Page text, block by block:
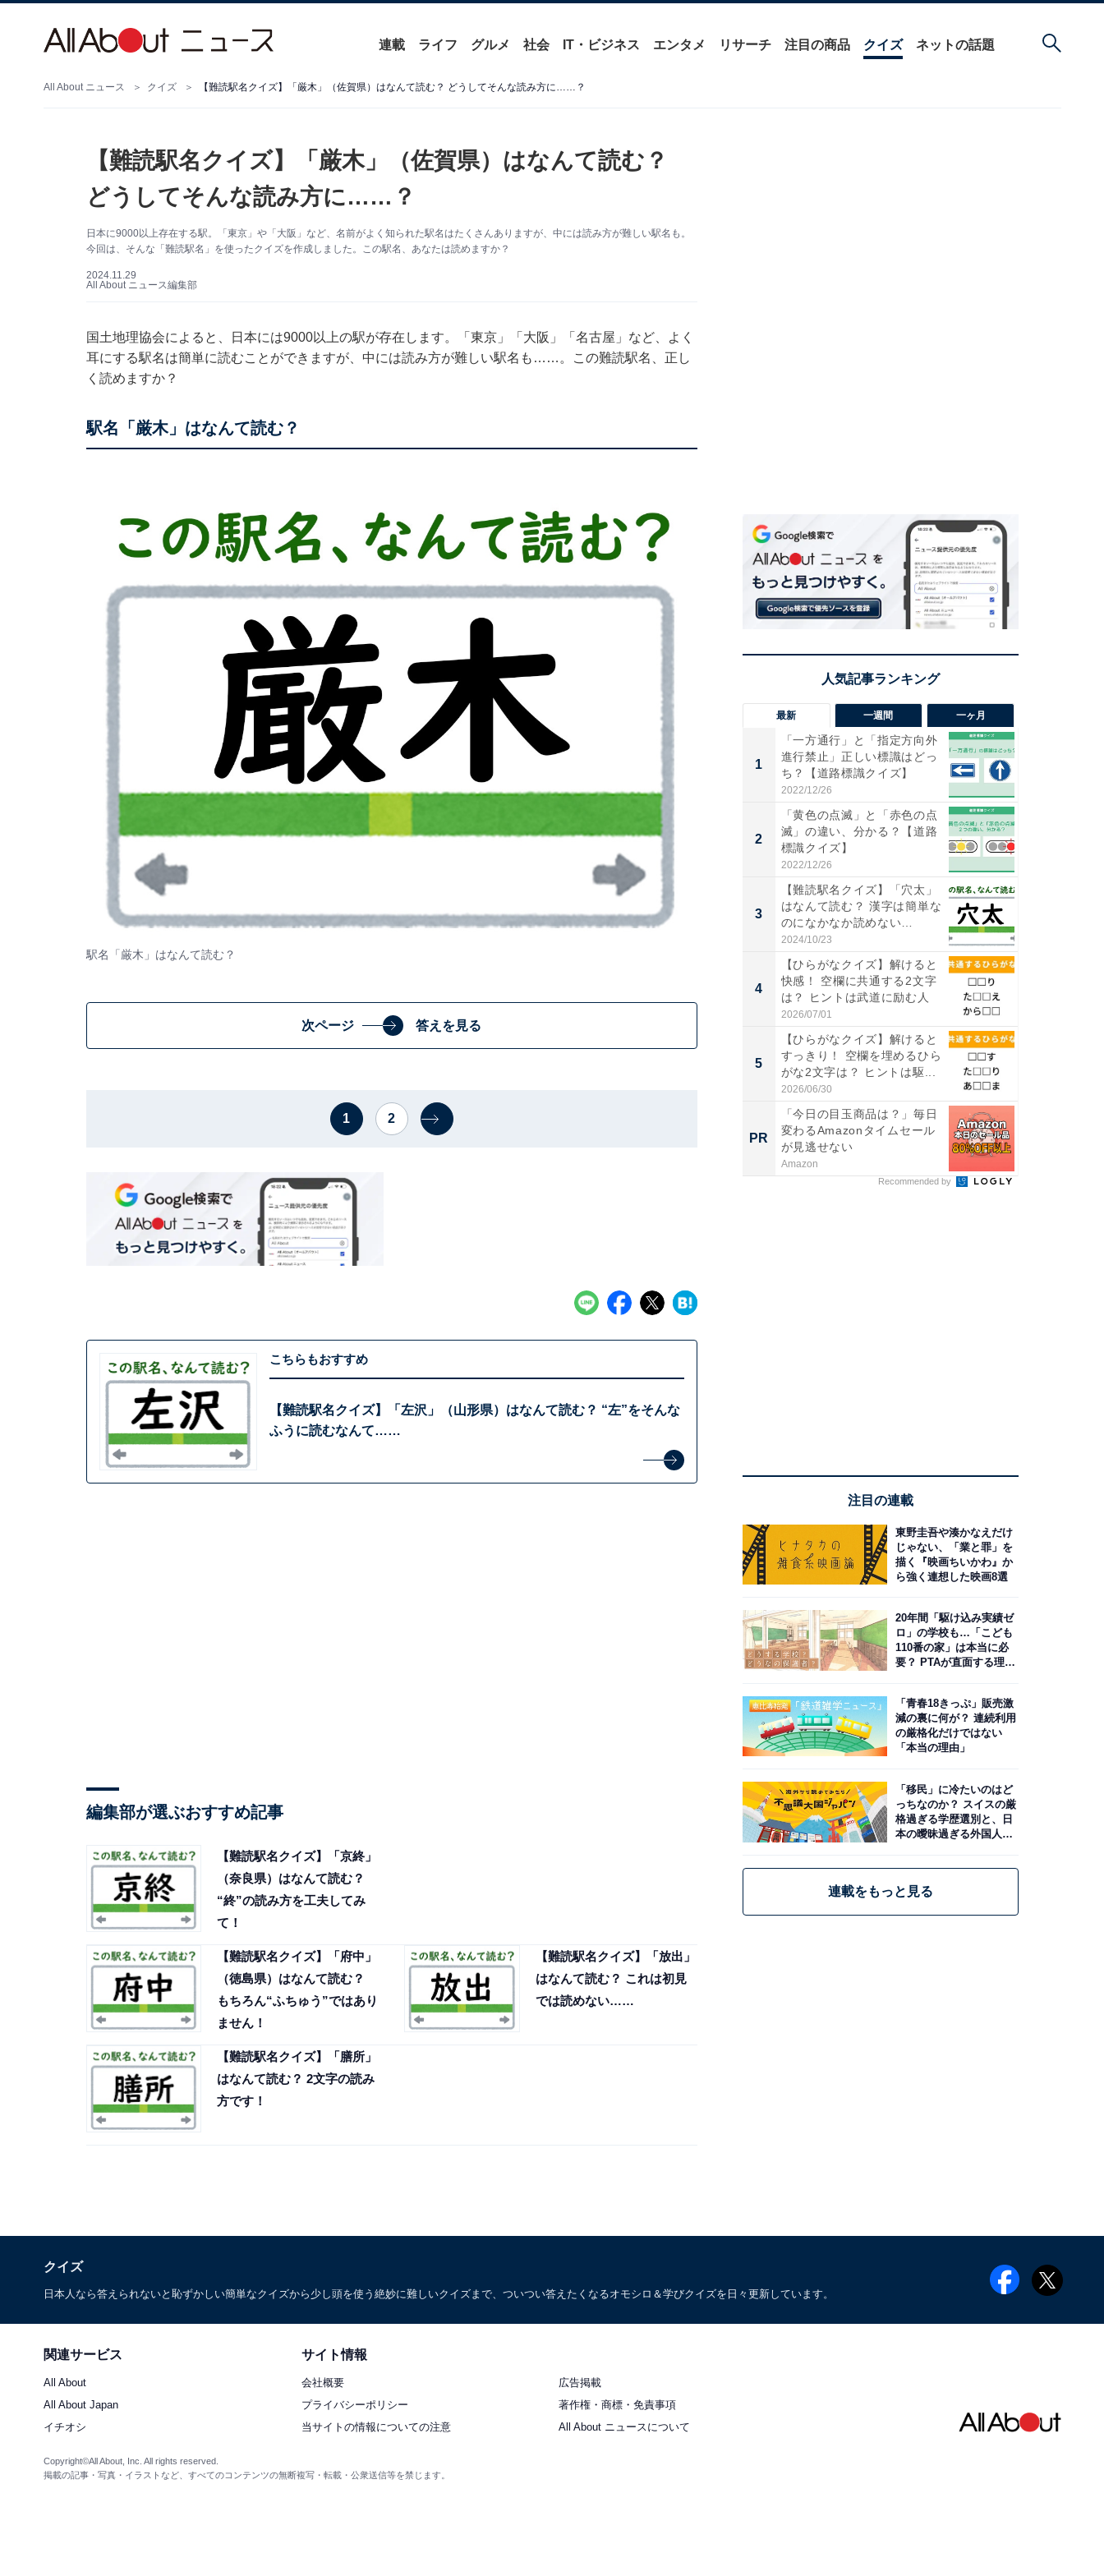
連載 ライフ グルメ 社会 IT・ビジネス エンタメ リサーチ 注目の商品 クイズ ネットの話題
All About ニュース クイズ 【難読駅名クイズ】「厳木」（佐賀県）はなんて読む？ どうしてそんな読み方に……？
【難読駅名クイズ】「厳木」（佐賀県）はなんて読む？
どうしてそんな読み方に……？
日本に9000以上存在する駅。「東京」や「大阪」など、名前がよく知られた駅名はたくさんありますが、中には読み方が難しい駅名も。
今回は、そんな「難読駅名」を使ったクイズを作成しました。この駅名、あなたは読めますか？
2024.11.29
All About ニュース編集部
国土地理協会によると、日本には9000以上の駅が存在します。「東京」「大阪」「名古屋」など、よく
耳にする駅名は簡単に読むことができますが、中には読み方が難しい駅名も……。この難読駅名、正し
く読めますか？
駅名「厳木」はなんて読む？
駅名「厳木」はなんて読む？
次ページ 答えを見る
1 2
こちらもおすすめ
【難読駅名クイズ】「左沢」（山形県）はなんて読む？ “左”をそんな
ふうに読むなんて……
編集部が選ぶおすすめ記事
【難読駅名クイズ】「京終」
（奈良県）はなんて読む？
“終”の読み方を工夫してみ
て！
【難読駅名クイズ】「府中」
（徳島県）はなんて読む？
もちろん“ふちゅう”ではあり
ません！
【難読駅名クイズ】「放出」
はなんて読む？ これは初見
では読めない……
【難読駅名クイズ】「膳所」
はなんて読む？ 2文字の読み
方です！
最新 一週間 一ヶ月
1
「一方通行」と「指定方向外
進行禁止」正しい標識はどっ
ち？【道路標識クイズ】
2022/12/26
2
「黄色の点滅」と「赤色の点
滅」の違い、分かる？【道路
標識クイズ】
2022/12/26
3
【難読駅名クイズ】「穴太」
はなんて読む？ 漢字は簡単な
のになかなか読めない…
2024/10/23
4
【ひらがなクイズ】解けると
快感！ 空欄に共通する2文字
は？ ヒントは武道に励む人
2026/07/01
5
【ひらがなクイズ】解けると
すっきり！ 空欄を埋めるひら
がな2文字は？ ヒントは駆...
2026/06/30
PR
「今日の目玉商品は？」毎日
変わるAmazonタイムセール
が見逃せない
Amazon
Recommended by
注目の連載
東野圭吾や湊かなえだけ
じゃない、「業と罪」を
描く『映画ちいかわ』か
ら強く連想した映画8選
20年間「駆け込み実績ゼ
ロ」の学校も…「こども
110番の家」は本当に必
要？ PTAが直面する理想
「青春18きっぷ」販売激
減の裏に何が？ 連続利用
の厳格化だけではない
「本当の理由」
「移民」に冷たいのはど
っちなのか？ スイスの厳
格過ぎる学歴選別と、日
本の曖昧過ぎる外国人政
連載をもっと見る
クイズ
日本人なら答えられないと恥ずかしい簡単なクイズから少し頭を使う絶妙に難しいクイズまで、ついつい答えたくなるオモシロ＆学びクイズを日々更新しています。
関連サービス
All About
All About Japan
イチオシ
サイト情報
会社概要
広告掲載
プライバシーポリシー
著作権・商標・免責事項
当サイトの情報についての注意
All About ニュースについて
Copyright©All About, Inc. All rights reserved.
掲載の記事・写真・イラストなど、すべてのコンテンツの無断複写・転載・公衆送信等を禁じます。